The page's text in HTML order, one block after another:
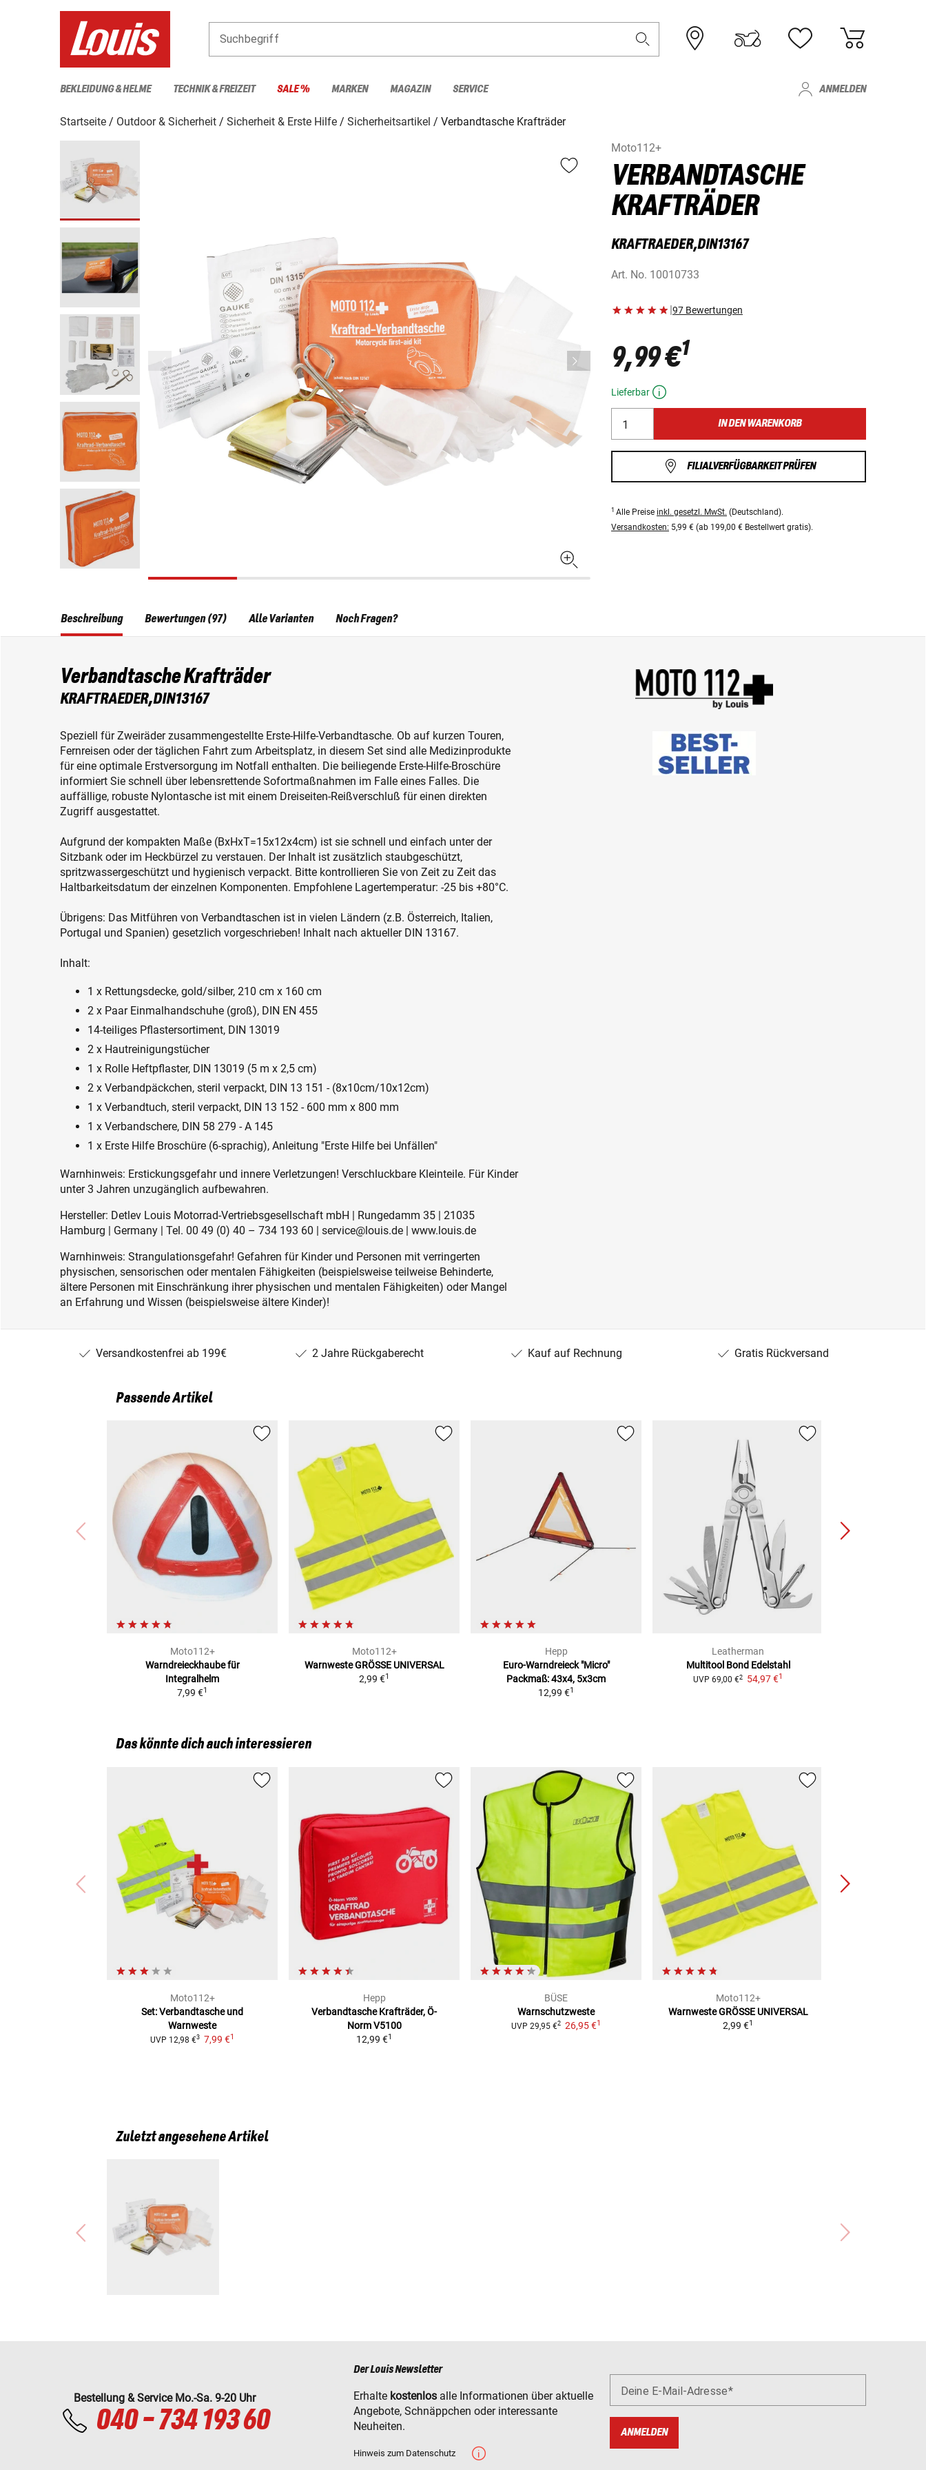
Suchbegriff
BEKLEIDUNG & HELME TECHNIK & FREIZEIT SALE % MARKEN MAGAZIN SERVICE ANMELDEN
Startseite Outdoor & Sicherheit Sicherheit & Erste Hilfe Sicherheitsartikel
Verbandtasche Krafträder
Moto112+
VERBANDTASCHE
KRAFTRÄDER
KRAFTRAEDER,DIN13167
Art. No. 10010733
|97 Bewertungen
9,99 €1
Lieferbar
IN DEN WARENKORB
FILIALVERFÜGBARKEIT PRÜFEN
1 Alle Preise inkl. gesetzl. MwSt. (Deutschland).
Versandkosten: 5,99 € (ab 199,00 € Bestellwert gratis).
Beschreibung
Verbandtasche Krafträder
KRAFTRAEDER,DIN13167
Speziell für Zweiräder zusammengestellte Erste-Hilfe-Verbandtasche. Ob auf kurzen Touren,
Fernreisen oder der täglichen Fahrt zum Arbeitsplatz, in diesem Set sind alle Medizinprodukte
für eine optimale Erstversorgung im Notfall enthalten. Die beiliegende Erste-Hilfe-Broschüre
informiert Sie schnell über lebensrettende Sofortmaßnahmen im Falle eines Falles. Die
auffällige, robuste Nylontasche ist mit einem Dreiseiten-Reißverschluß für einen direkten
Zugriff ausgestattet.
Aufgrund der kompakten Maße (BxHxT=15x12x4cm) ist sie schnell und einfach unter der
Sitzbank oder im Heckbürzel zu verstauen. Der Inhalt ist zusätzlich staubgeschützt,
spritzwassergeschützt und hygienisch verpackt. Bitte kontrollieren Sie von Zeit zu Zeit das
Haltbarkeitsdatum der einzelnen Komponenten. Empfohlene Lagertemperatur: -25 bis +80°C.
Übrigens: Das Mitführen von Verbandtaschen ist in vielen Ländern (z.B. Österreich, Italien,
Portugal und Spanien) gesetzlich vorgeschrieben! Inhalt nach aktueller DIN 13167.
Inhalt:
1 x Rettungsdecke, gold/silber, 210 cm x 160 cm
2 x Paar Einmalhandschuhe (groß), DIN EN 455
14-teiliges Pflastersortiment, DIN 13019
2 x Hautreinigungstücher
1 x Rolle Heftpflaster, DIN 13019 (5 m x 2,5 cm)
2 x Verbandpäckchen, steril verpackt, DIN 13 151 - (8x10cm/10x12cm)
1 x Verbandtuch, steril verpackt, DIN 13 152 - 600 mm x 800 mm
1 x Verbandschere, DIN 58 279 - A 145
1 x Erste Hilfe Broschüre (6-sprachig), Anleitung "Erste Hilfe bei Unfällen"
Warnhinweis: Erstickungsgefahr und innere Verletzungen! Verschluckbare Kleinteile. Für Kinder
unter 3 Jahren unzugänglich aufbewahren.
Hersteller: Detlev Louis Motorrad-Vertriebsgesellschaft mbH | Rungedamm 35 | 21035
Hamburg | Germany | Tel. 00 49 (0) 40 – 734 193 60 | service@louis.de | www.louis.de
Warnhinweis: Strangulationsgefahr! Gefahren für Kinder und Personen mit verringerten
physischen, sensorischen oder mentalen Fähigkeiten (beispielsweise teilweise Behinderte,
ältere Personen mit Einschränkung ihrer physischen und mentalen Fähigkeiten) oder Mangel
an Erfahrung und Wissen (beispielsweise ältere Kinder)!
Bewertungen (97) Alle Varianten Noch Fragen?
Versandkostenfrei ab 199€ 2 Jahre Rückgaberecht Kauf auf Rechnung Gratis Rückversand
Passende Artikel
Moto112+
Warndreieckhaube für
Integralhelm
7,99 €1
Moto112+
Warnweste GRÖSSE UNIVERSAL
2,99 €1
Hepp
Euro-Warndreieck "Micro"
Packmaß: 43x4, 5x3cm
12,99 €1
Leatherman
Multitool Bond Edelstahl
UVP 69,00 €2 54,97 €1
Das könnte dich auch interessieren
Moto112+
Set: Verbandtasche und
Warnweste
UVP 12,98 €3 7,99 €1
Hepp
Verbandtasche Krafträder, Ö-
Norm V5100
12,99 €1
BÜSE
Warnschutzweste
UVP 29,95 €2 26,95 €1
Moto112+
Warnweste GRÖSSE UNIVERSAL
2,99 €1
Zuletzt angesehene Artikel
Bestellung & Service Mo.-Sa. 9-20 Uhr
040 - 734 193 60
Der Louis Newsletter
Erhalte kostenlos alle Informationen über aktuelle
Angebote, Schnäppchen oder interessante
Neuheiten.
Hinweis zum Datenschutz
Deine E-Mail-Adresse
ANMELDEN